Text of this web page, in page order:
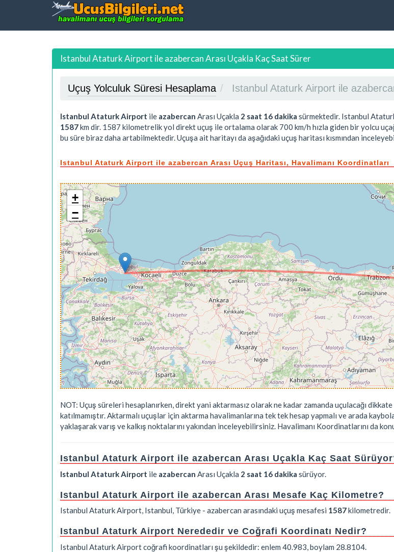
Istanbul Ataturk Airport ile azabercan Arası Uçakla Kaç Saat Sürer
Uçuş Yolculuk Süresi Hesaplama Istanbul Ataturk Airport ile
Istanbul Ataturk Airport ile azabercan Arası Uçakla 2 saat 16 dakika sürmektedir. Istanbul
1587km dir. 1587 kilometrelik yol direkt uçuş ile ortalama olarak 700 km/h hızla giden bir yolcu
bu süre biraz daha artabilmektedir. Uçuşa ait haritayı da aşağıdaki uçuş haritası kısmından
Istanbul Ataturk Airport ile azabercan Arası Uçuş Haritası, Havalimanı Koordinatları
+
−
NOT: Uçuş süreleri hesaplanırken, direkt yani aktarmasız olarak ne kadar zamanda uçulacağı
katılmamıştır. Aktarmalı uçuşlar için aktarma havalimanlarına tek tek hesap yapmalı ve arada
yaklaşarak varış ve kalkış noktalarını yakından inceleyebilirsiniz. Havalimanı Koordinatlarını da
Istanbul Ataturk Airport ile azabercan Arası Uçakla Kaç Saat
Istanbul Ataturk Airport ile azabercan Arası Uçakla 2 saat 16 dakika sürüyor.
Istanbul Ataturk Airport ile azabercan Arası Mesafe Kaç Kilometre?
Istanbul Ataturk Airport, Istanbul, Türkiye - azabercan arasındaki uçuş mesafesi 1587kilometredir.
Istanbul Ataturk Airport Nerededir ve Coğrafi Koordinatı Nedir?
Istanbul Ataturk Airport coğrafi koordinatları şu şekildedir: enlem 40.983, boylam 28.8104.